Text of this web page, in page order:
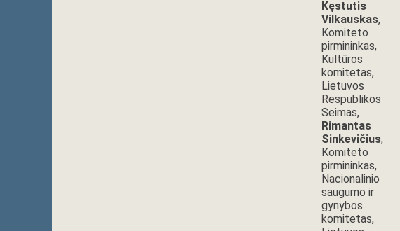
Kęstutis
Vilkauskas,
Komiteto
pirmininkas,
Kultūros
komitetas,
Lietuvos
Respublikos
Seimas,
Rimantas
Sinkevičius,
Komiteto
pirmininkas,
Nacionalinio
saugumo ir
gynybos
komitetas,